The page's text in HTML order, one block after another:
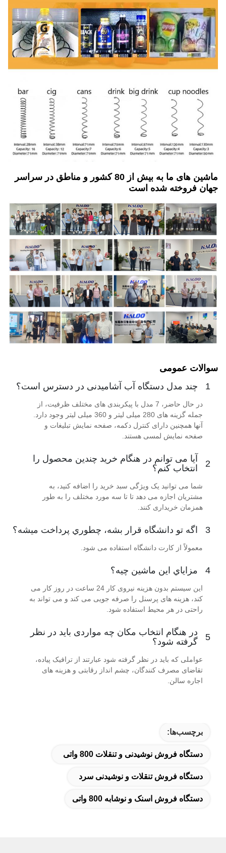
ماشین های ما به بیش از 80 کشور و مناطق در سراسر
جهان فروخته شده است
سوالات عمومی
1
چند مدل دستگاه آب آشامیدنی در دسترس است؟
در حال حاضر، 7 مدل با پیکربندی های مختلف ظرفیت، از
جمله گزینه های 280 میلی لیتر و 360 میلی لیتر وجود دارد.
آنها همچنین دارای کنترل دکمه، صفحه نمایش تبلیغات و
صفحه نمایش لمسی هستند.
2
آیا می توانم در هنگام خرید چندین محصول را
انتخاب کنم؟
شما می توانید یک ویژگی سبد خرید را اضافه کنید، به
مشتریان اجازه می دهد تا تا سه مورد مختلف را به طور
همزمان خریداری کنند.
3 اگه تو دانشگاه قرار بشه، چطوري پرداخت ميشه؟
معمولاً از کارت دانشگاه استفاده می شود.
4 مزاياي اين ماشين چيه؟
این سیستم بدون هزینه نیروی کار 24 ساعت در روز کار می
کند، هزینه های پرسنل را صرفه جویی می کند و می تواند به
راحتی در هر محیط استفاده شود.
5
در هنگام انتخاب مکان چه مواردی باید در نظر
گرفته شود؟
عواملی که باید در نظر گرفته شود عبارتند از ترافیک پیاده،
تقاضای مصرف کنندگان، چشم انداز رقابتی و هزینه های
اجاره سالن.
برچسب‌ها:
دستگاه فروش نوشیدنی و تنقلات 800 واتی
دستگاه فروش تنقلات و نوشیدنی سرد
دستگاه فروش اسنک و نوشابه 800 واتی